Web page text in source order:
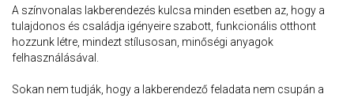
A színvonalas lakberendezés kulcsa minden esetben az, hogy a
tulajdonos és családja igényeire szabott, funkcionális otthont
hozzunk létre, mindezt stílusosan, minőségi anyagok
felhasználásával.
Sokan nem tudják, hogy a lakberendező feladata nem csupán a